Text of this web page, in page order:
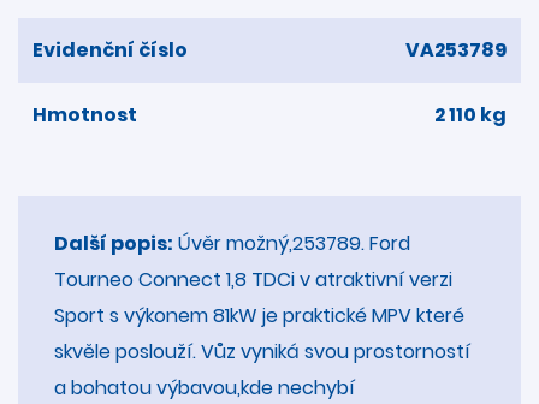
Evidenční číslo VA253789
Hmotnost 2 110 kg
Další popis: Úvěr možný,253789. Ford
Tourneo Connect 1,8 TDCi v atraktivní verzi
Sport s výkonem 81kW je praktické MPV které
skvěle poslouží. Vůz vyniká svou prostorností
a bohatou výbavou,kde nechybí